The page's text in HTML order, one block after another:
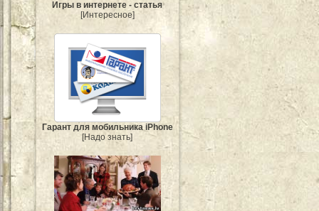
Игры в интернете - статья
[Интересное]
Гарант для мобильника iPhone
[Надо знать]